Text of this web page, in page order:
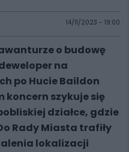
14/11/2023 - 19:00
o budowę
na
po Hucie Baildon
koncern szykuje się
działce, gdzie
Rady Miasta trafiły
lokalizacji